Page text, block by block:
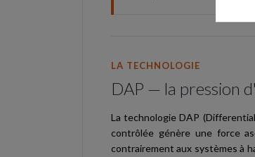
LA TECHNOLOGIE
DAP — la pression
La technologie DAP
contrôlée génère une force
contrairement aux systèmes à